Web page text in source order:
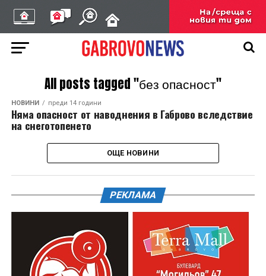
All posts tagged "без опасност"
НОВИНИ преди 14 години
Няма опасност от наводнения в Габрово вследствие
на снеготопенето
ОЩЕ НОВИНИ
РЕКЛАМА